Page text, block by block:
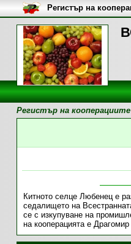
Регистър на
Регистър на кооперациите
Китното селце Любенец е
седалището на
се с изкупуване на
на кооперацията е